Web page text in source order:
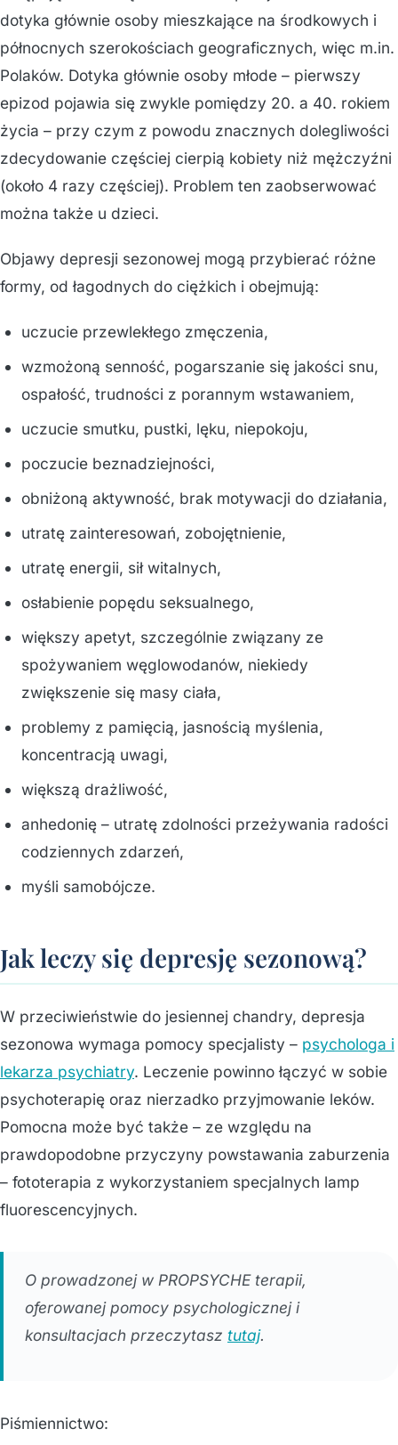
dotyka głównie osoby mieszkające na środkowych i
północnych szerokościach geograficznych, więc m.in.
Polaków. Dotyka głównie osoby młode – pierwszy
epizod pojawia się zwykle pomiędzy 20. a 40. rokiem
życia – przy czym z powodu znacznych dolegliwości
zdecydowanie częściej cierpią kobiety niż mężczyźni
(około 4 razy częściej). Problem ten zaobserwować
można także u dzieci.
Objawy depresji sezonowej mogą przybierać różne
formy, od łagodnych do ciężkich i obejmują:
uczucie przewlekłego zmęczenia,
wzmożoną senność, pogarszanie się jakości snu,
ospałość, trudności z porannym wstawaniem,
uczucie smutku, pustki, lęku, niepokoju,
poczucie beznadziejności,
obniżoną aktywność, brak motywacji do działania,
utratę zainteresowań, zobojętnienie,
utratę energii, sił witalnych,
osłabienie popędu seksualnego,
większy apetyt, szczególnie związany ze
spożywaniem węglowodanów, niekiedy
zwiększenie się masy ciała,
problemy z pamięcią, jasnością myślenia,
koncentracją uwagi,
większą drażliwość,
anhedonię – utratę zdolności przeżywania radości
codziennych zdarzeń,
myśli samobójcze.
Jak leczy się depresję sezonową?
W przeciwieństwie do jesiennej chandry, depresja
sezonowa wymaga pomocy specjalisty – psychologa i
lekarza psychiatry. Leczenie powinno łączyć w sobie
psychoterapię oraz nierzadko przyjmowanie leków.
Pomocna może być także – ze względu na
prawdopodobne przyczyny powstawania zaburzenia
– fototerapia z wykorzystaniem specjalnych lamp
fluorescencyjnych.
O prowadzonej w PROPSYCHE terapii,
oferowanej pomocy psychologicznej i
konsultacjach przeczytasz tutaj.
Piśmiennictwo: